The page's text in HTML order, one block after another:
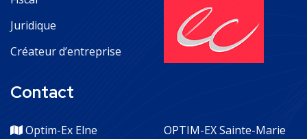
Juridique
Créateur d’entreprise
Contact
Optim-Ex Elne
OPTIM-EX Sainte-Marie